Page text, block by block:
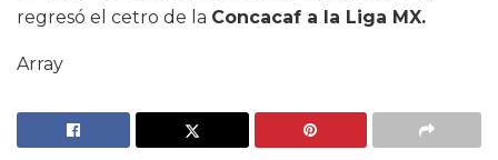
regresó el cetro de la Concacaf a la Liga MX.
Array